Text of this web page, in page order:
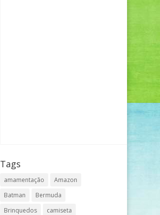
Tags
amamentação
Amazon
Batman
Bermuda
Brinquedos
camiseta